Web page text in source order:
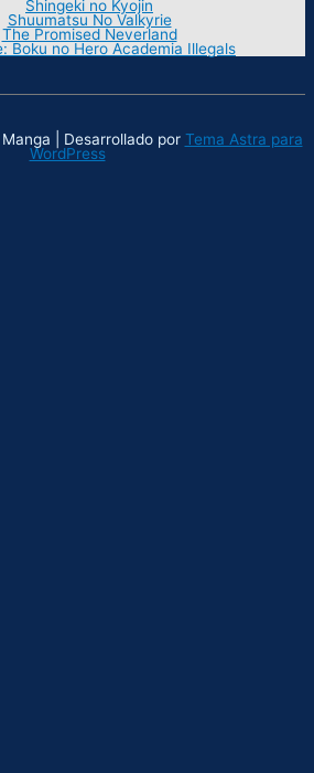
Shingeki no Kyojin
Shuumatsu No Valkyrie
The Promised Neverland
Boku no Hero Academia Illegals
| Desarrollado por Tema Astra para
WordPress